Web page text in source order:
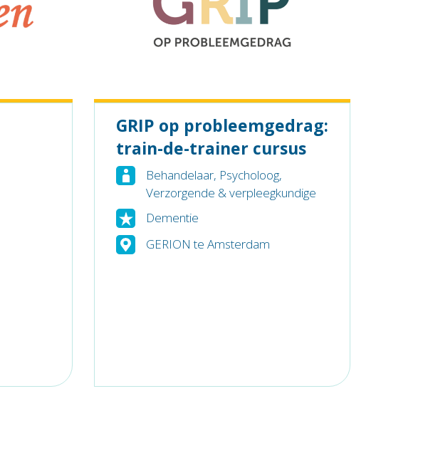
GRIP op probleemgedrag:
train-de-trainer cursus
Behandelaar, Psycholoog,
Verzorgende & verpleegkundige
Dementie
GERION te Amsterdam